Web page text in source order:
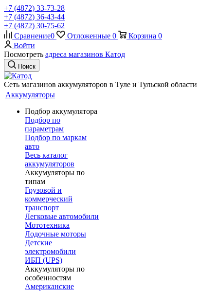
+7 (4872) 33-73-28
+7 (4872) 36-43-44
+7 (4872) 30-75-62
Сравнение0 Отложенные 0 Корзина 0
Войти
Посмотреть адреса магазинов Катод
Поиск
Сеть магазинов аккумуляторов в Туле и Тульской области
Аккумуляторы
Подбор аккумулятора
Подбор по
параметрам
Подбор по маркам
авто
Весь каталог
аккумуляторов
Аккумуляторы по
типам
Грузовой и
коммерческий
транспорт
Легковые автомобили
Мототехника
Лодочные моторы
Детские
электромобили
ИБП (UPS)
Аккумуляторы по
особенностям
Американские